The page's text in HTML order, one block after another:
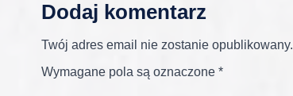
Dodaj komentarz
Twój adres email nie zostanie opublikowany.
Wymagane pola są oznaczone *